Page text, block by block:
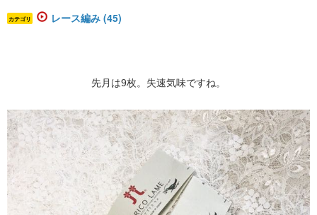
カテゴリ レース編み (45)
先月は9枚。失速気味ですね。